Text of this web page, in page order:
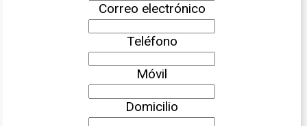
Correo electrónico
Teléfono
Móvil
Domicilio